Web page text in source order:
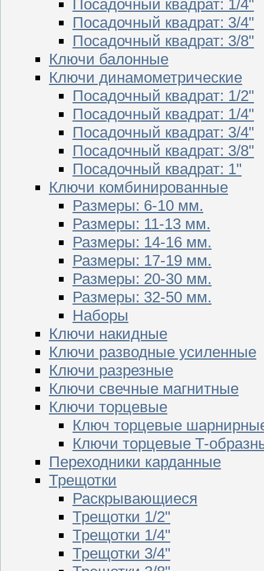
Посадочный квадрат: 1/4"
Посадочный квадрат: 3/4"
Посадочный квадрат: 3/8"
Ключи балонные
Ключи динамометрические
Посадочный квадрат: 1/2"
Посадочный квадрат: 1/4"
Посадочный квадрат: 3/4"
Посадочный квадрат: 3/8"
Посадочный квадрат: 1"
Ключи комбинированные
Размеры: 6-10 мм.
Размеры: 11-13 мм.
Размеры: 14-16 мм.
Размеры: 17-19 мм.
Размеры: 20-30 мм.
Размеры: 32-50 мм.
Наборы
Ключи накидные
Ключи разводные усиленные
Ключи разрезные
Ключи свечные магнитные
Ключи торцевые
Ключ торцевые
Ключи торцевые T-
Переходники карданные
Трещотки
Раскрывающиеся
Трещотки 1/2"
Трещотки 1/4"
Трещотки 3/4"